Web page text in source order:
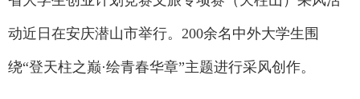
动近日在安庆潜山市举行。200余名中外大学生围
绕“登天柱之巅·绘青春华章”主题进行采风创作。